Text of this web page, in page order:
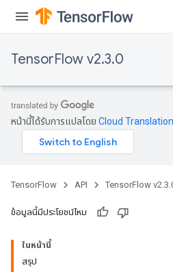
TensorFlow v2.3.0
หน้านี้ได้รับการแปลโดย Cloud Translation
TensorFlow API TensorFlow
ข้อมูลนี้มีประโยชน์ไหม
ในหน้านี้
สรุป